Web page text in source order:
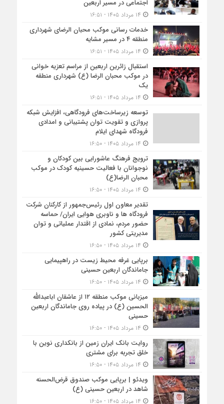
اجتماعی در مسیر اربعین
خدمات رسانی موکب محبان الرضای شهرداری
منطقه ۴ در مسیر مشایه
استقبال زائرین اربعین از مراسم تعزیه خوانی
در موکب محبان الرضا (ع) شهرداری منطقه
یک
توسعه زیرساخت‌های فرودگاهی، افزایش شبکه
پروازی و تقویت توان پشتیبانی و امدادی
فرودگاه شهدای ایلام
ترویج فرهنگ عاشورایی بین کودکان و
نوجوانان با فعالیت حسینیه کودک در موکب
محبان الرضا(ع)
تقدیر معاون اول رئیس‌جمهور از کارکنان شرکت
فرودگاه ها و ناوبری هوایی ایران/ حماسه
حضور مردم، نمادی از اقتدار عملیاتی و توان
مدیریتی کشور
برپایی غرفه محیط زیست در راهپیمایی
جاماندگان اربعین حسینی
میزبانی موکب منطقه ۱۲ از عاشقان اباعبدالله
الحسین (ع) در پیاده روی جاماندگان اربعین
حسینی
روایت بانک ایران زمین از بانکداری نوین با
خلق تجربه برای مشتری
ویدئو | برپایی موکب صندوق قرض‌الحسنه
شاهد در اربعین حسینی (ع)